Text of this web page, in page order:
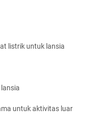
listrik untuk lansia
untuk aktivitas luar